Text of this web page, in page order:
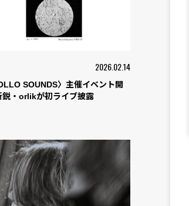
2026.02.14
SOUNDS〉主催イベント開
・orlikが初ライブ披露